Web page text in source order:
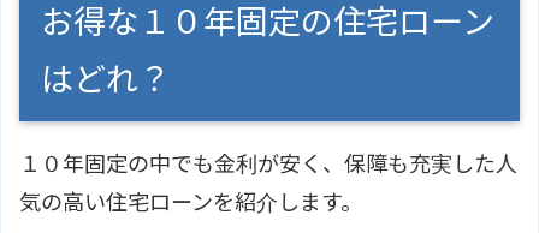
お得な１０年固定の住宅ローン
はどれ？
１０年固定の中でも金利が安く、保障も充実した人
気の高い住宅ローンを紹介します。